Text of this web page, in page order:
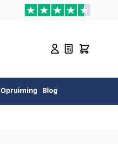
Opruiming Blog